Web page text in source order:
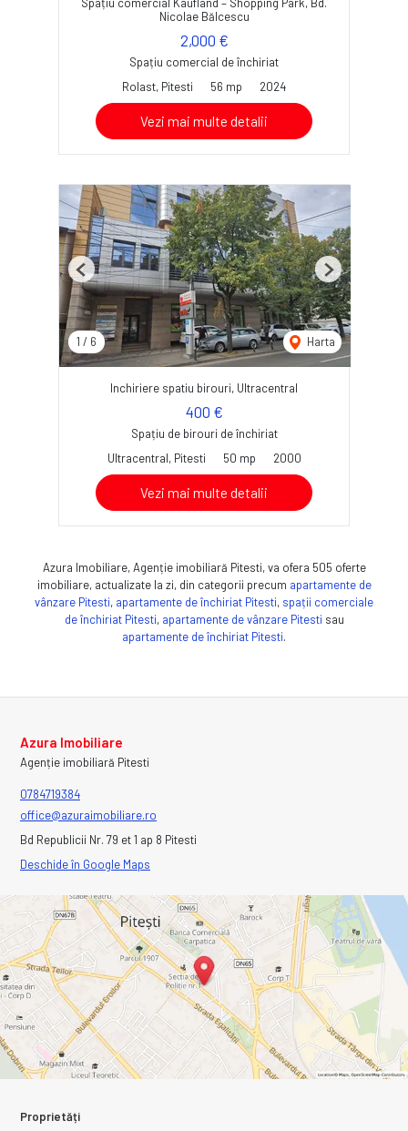
Nicolae Bălcescu
2,000 €
Spațiu comercial de închiriat
Rolast, Pitesti
56 mp 2024
Vezi mai multe detalii
1 / 6 Harta
Previous Next
Inchiriere spatiu birouri, Ultracentral
400 €
Spațiu de birouri de închiriat
Ultracentral, Pitesti
50 mp 2000
Vezi mai multe detalii
Azura Imobiliare, Agenție imobiliară Pitesti, va ofera 505 oferte
imobiliare, actualizate la zi, din categorii precum apartamente de
vânzare Pitesti, apartamente de închiriat Pitesti, spații comerciale
de închiriat Pitesti, apartamente de vânzare Pitesti sau
apartamente de închiriat Pitesti.
Azura Imobiliare
Agenție imobiliară Pitesti
0784719384
office@azuraimobiliare.ro
Bd Republicii Nr. 79 et 1 ap 8 Pitesti
Deschide în Google Maps
Proprietăți